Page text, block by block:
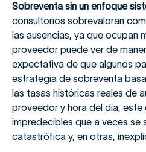
Sobreventa sin un enfoque
consultorios sobrevaloran
las ausencias, ya que ocupan
proveedor puede ver de
expectativa de que algunos
estrategia de sobreventa
las tasas históricas reales de
proveedor y hora del día, este
impredecibles que a veces se
catastrófica y, en otras,